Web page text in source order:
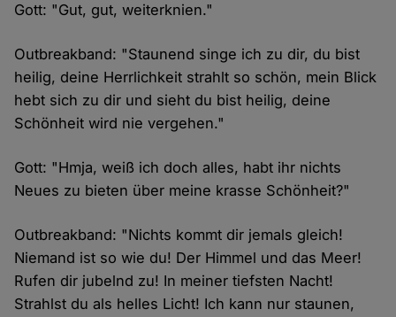
Gott: "Gut, gut, weiterknien."
Outbreakband: "Staunend singe ich zu dir, du bist
heilig, deine Herrlichkeit strahlt so schön, mein Blick
hebt sich zu dir und sieht du bist heilig, deine
Schönheit wird nie vergehen."
Gott: "Hmja, weiß ich doch alles, habt ihr nichts
Neues zu bieten über meine krasse Schönheit?"
Outbreakband: "Nichts kommt dir jemals gleich!
Niemand ist so wie du! Der Himmel und das Meer!
Rufen dir jubelnd zu! In meiner tiefsten Nacht!
Strahlst du als helles Licht! Ich kann nur staunen,